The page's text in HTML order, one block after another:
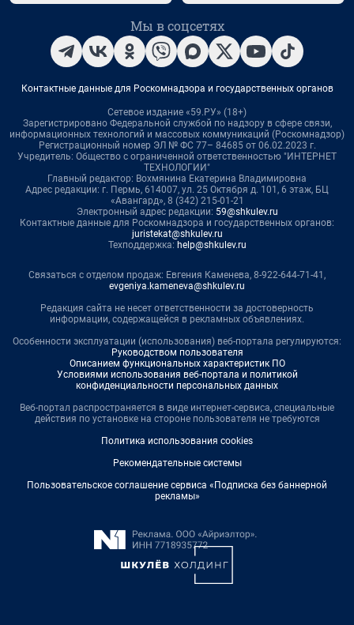
Мы в соцсетях
Контактные данные для Роскомнадзора и государственных органов
Сетевое издание «59.РУ» (18+)
Зарегистрировано Федеральной службой по надзору в сфере связи,
информационных технологий и массовых коммуникаций (Роскомнадзор)
Регистрационный номер ЭЛ № ФС 77– 84685 от 06.02.2023 г.
Учредитель: Общество с ограниченной ответственностью "ИНТЕРНЕТ
ТЕХНОЛОГИИ"
Главный редактор: Вохмянина Екатерина Владимировна
Адрес редакции: г. Пермь, 614007, ул. 25 Октября д. 101, 6 этаж, БЦ
«Авангард», 8 (342) 215-01-21
Электронный адрес редакции: 59@shkulev.ru
Контактные данные для Роскомнадзора и государственных органов:
juristekat@shkulev.ru
Техподдержка: help@shkulev.ru
Связаться с отделом продаж: Евгения Каменева, 8-922-644-71-41,
evgeniya.kameneva@shkulev.ru
Редакция сайта не несет ответственности за достоверность
информации, содержащейся в рекламных объявлениях.
Особенности эксплуатации (использования) веб-портала регулируются:
Руководством пользователя
Описанием функциональных характеристик ПО
Условиями использования веб-портала и политикой
конфиденциальности персональных данных
Веб-портал распространяется в виде интернет-сервиса, специальные
действия по установке на стороне пользователя не требуются
Политика использования cookies
Рекомендательные системы
Пользовательское соглашение сервиса «Подписка без баннерной
рекламы»